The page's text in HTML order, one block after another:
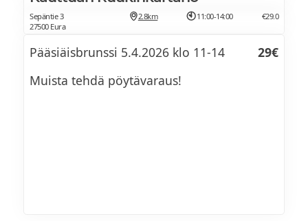
Sepäntie 3
27500 Eura
2.8km 11:00-14:00 €29.0
Pääsiäisbrunssi 5.4.2026 klo 11-14
29€
Muista tehdä pöytävaraus!